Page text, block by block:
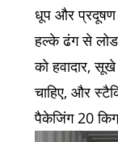
धूप और प्रदूषण
हल्के ढंग से लोड
को हवादार,
चाहिए, और
पैकेजिंग 20